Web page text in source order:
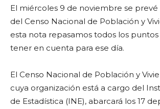
El miércoles 9 de noviembre se prevé
del Censo Nacional de Población y
esta nota repasamos todos los
tener en cuenta para ese día.
El Censo Nacional de Población y
cuya organización está a cargo del
de Estadística (INE), abarcará los 17